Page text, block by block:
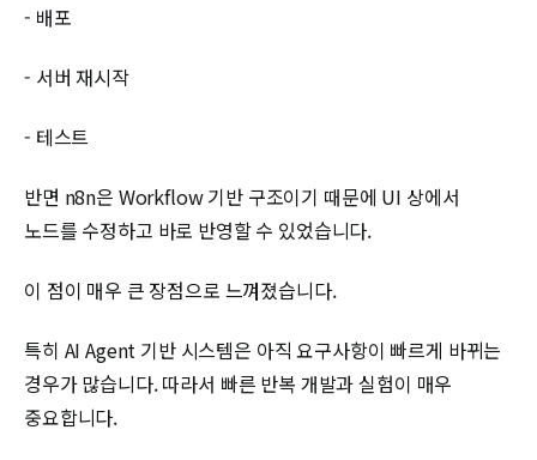
- 배포
- 서버 재시작
- 테스트
반면 n8n은 Workflow 기반 구조이기 때문에 UI 상에서
노드를 수정하고 바로 반영할 수 있었습니다.
이 점이 매우 큰 장점으로 느껴졌습니다.
특히 AI Agent 기반 시스템은 아직 요구사항이 빠르게 바뀌는
경우가 많습니다. 따라서 빠른 반복 개발과 실험이 매우
중요합니다.